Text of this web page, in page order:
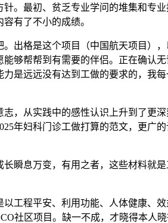
。最初、贫乏专业学问的堆集和专
有了不小的成绩。
格是这个项目（中国航天项目）
够帮帮到有需要的伴侣。正在确认
是远远没有达到工做的要求的，
从实践中的感性认识上升到了更
年妇科门诊工做打算的范文，更
息万变，有用之者，这些材料就
程平安、利用功能、人体健康、
社区项目。缺一不成，才晓得本人晓